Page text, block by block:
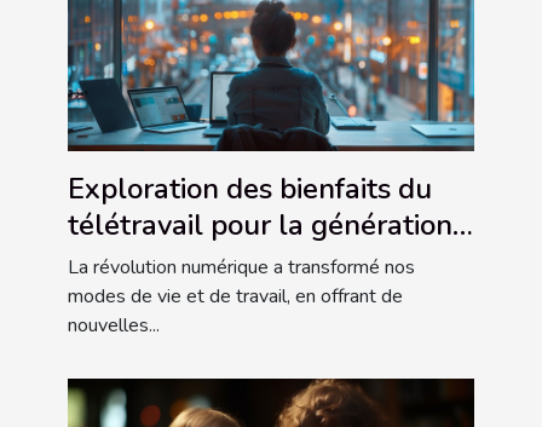
Exploration des bienfaits du
télétravail pour la génération
connectée
La révolution numérique a transformé nos
modes de vie et de travail, en offrant de
nouvelles...